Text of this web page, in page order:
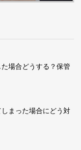
場合どうする？保管
まった場合にどう対